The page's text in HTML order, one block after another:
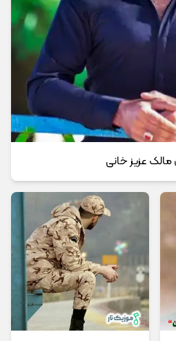
عزیز خانی